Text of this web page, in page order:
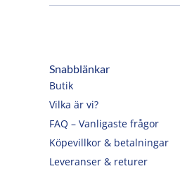
Snabblänkar
Butik
Vilka är vi?
FAQ – Vanligaste frågor
Köpevillkor & betalningar
Leveranser & returer